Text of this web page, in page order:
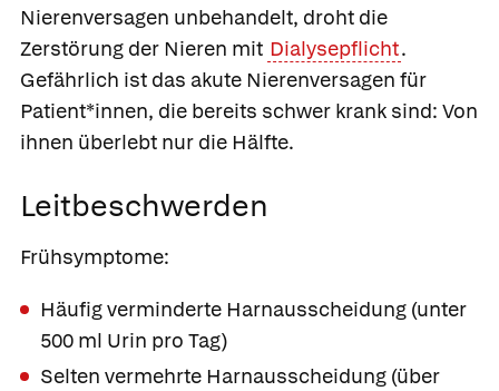
Nierenversagen unbehandelt, droht die
Zerstörung der Nieren mit Dialysepflicht.
Gefährlich ist das akute Nierenversagen für
Patient*innen, die bereits schwer krank sind: Von
ihnen überlebt nur die Hälfte.
Leitbeschwerden
Frühsymptome:
Häufig verminderte Harnausscheidung (unter
500 ml Urin pro Tag)
Selten vermehrte Harnausscheidung (über